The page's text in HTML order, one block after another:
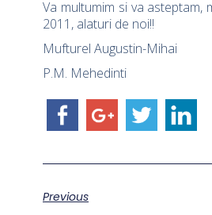
Va multumim si va asteptam,
2011, alaturi de noi!!
Mufturel Augustin-Mihai
P.M. Mehedinti
Previous